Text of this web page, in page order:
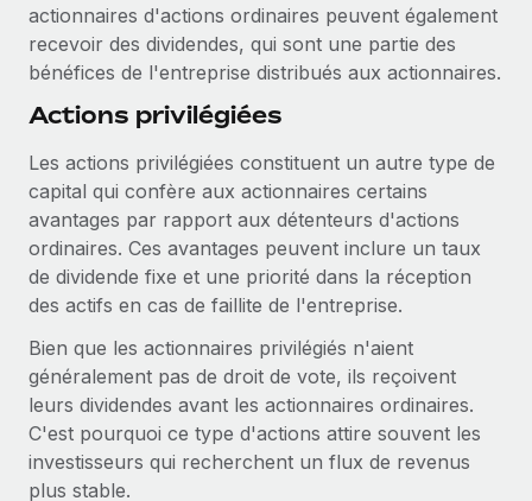
Création d’entité
Établissez des entités rapidement et en toute
conformité
Mobilité et déménagement international
Organisez facilement le déménagement de vos
employés
Avantages sociaux
Gérez facilement les avantages sociaux
Taxes
Explorer le blog
Mises à jour des produits de Remote :
Intégrations Gusto et Xero et Gestion des
freelances Plus
Remote a toujours pour mission d'aider les entreprises de
toute taille à embaucher, gérer et payer...
En savoir plus
Comment Phiture gère ses 55 employés
répartis dans 19 pays grâce à Remote
actionnaires d'actions ordinaires peuvent également
recevoir des dividendes, qui sont une partie des
bénéfices de l'entreprise distribués aux actionnaires.
Actions privilégiées
Les actions privilégiées constituent un autre type de
capital qui confère aux actionnaires certains
avantages par rapport aux détenteurs d'actions
ordinaires. Ces avantages peuvent inclure un taux
de dividende fixe et une priorité dans la réception
des actifs en cas de faillite de l'entreprise.
Bien que les actionnaires privilégiés n'aient
généralement pas de droit de vote, ils reçoivent
leurs dividendes avant les actionnaires ordinaires.
C'est pourquoi ce type d'actions attire souvent les
investisseurs qui recherchent un flux de revenus
plus stable.